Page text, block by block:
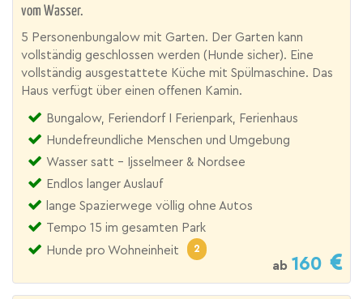
vom Wasser.
5 Personenbungalow mit Garten. Der Garten kann
vollständig geschlossen werden (Hunde sicher). Eine
vollständig ausgestattete Küche mit Spülmaschine. Das
Haus verfügt über einen offenen Kamin.
Bungalow, Feriendorf I Ferienpark, Ferienhaus
Hundefreundliche Menschen und Umgebung
Wasser satt - Ijsselmeer & Nordsee
Endlos langer Auslauf
lange Spazierwege völlig ohne Autos
Tempo 15 im gesamten Park
Hunde pro Wohneinheit
2
ab 160